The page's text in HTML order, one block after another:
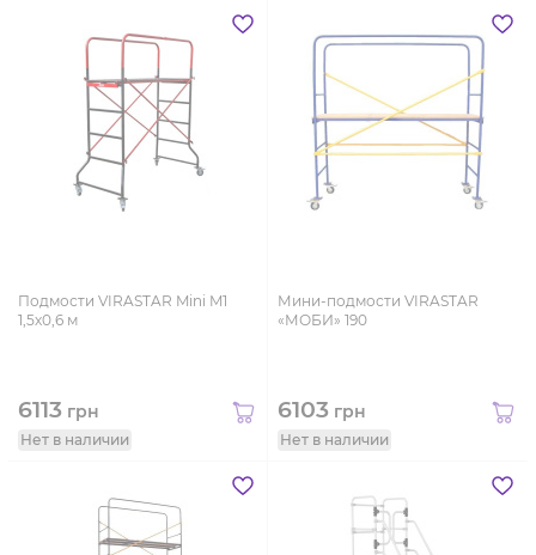
Подмости VIRASTAR Mini M1
1,5х0,6 м
6113 грн
Нет в наличии
Мини-подмости VIRASTAR
«МОБИ» 190
6103 грн
Нет в наличии